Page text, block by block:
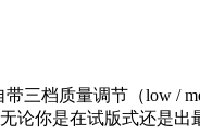
三档质量调节（low
你是在试版式还是出